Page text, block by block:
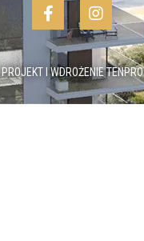
PROJEKT I WDROŻENIETENPRO